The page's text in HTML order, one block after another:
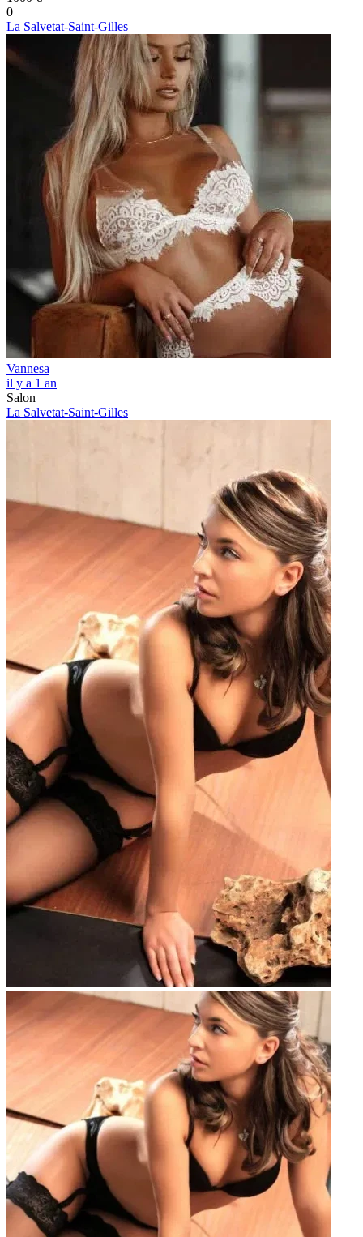
0
La Salvetat-Saint-Gilles
Vannesa
il y a 1 an
Salon
La Salvetat-Saint-Gilles